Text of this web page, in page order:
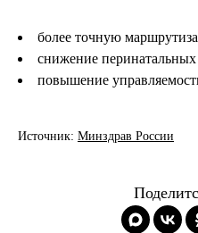
более точную
снижение перинатальных
повышение
Источник: Минздрав России